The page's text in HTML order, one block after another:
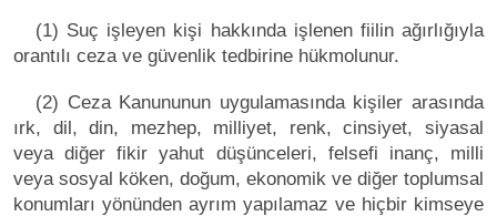
(1) Suç işleyen kişi hakkında işlenen fiilin ağırlığıyla
orantılı ceza ve güvenlik tedbirine hükmolunur.
(2) Ceza Kanununun uygulamasında kişiler arasında
ırk, dil, din, mezhep, milliyet, renk, cinsiyet, siyasal
veya diğer fikir yahut düşünceleri, felsefi inanç, milli
veya sosyal köken, doğum, ekonomik ve diğer toplumsal
konumları yönünden ayrım yapılamaz ve hiçbir kimseye